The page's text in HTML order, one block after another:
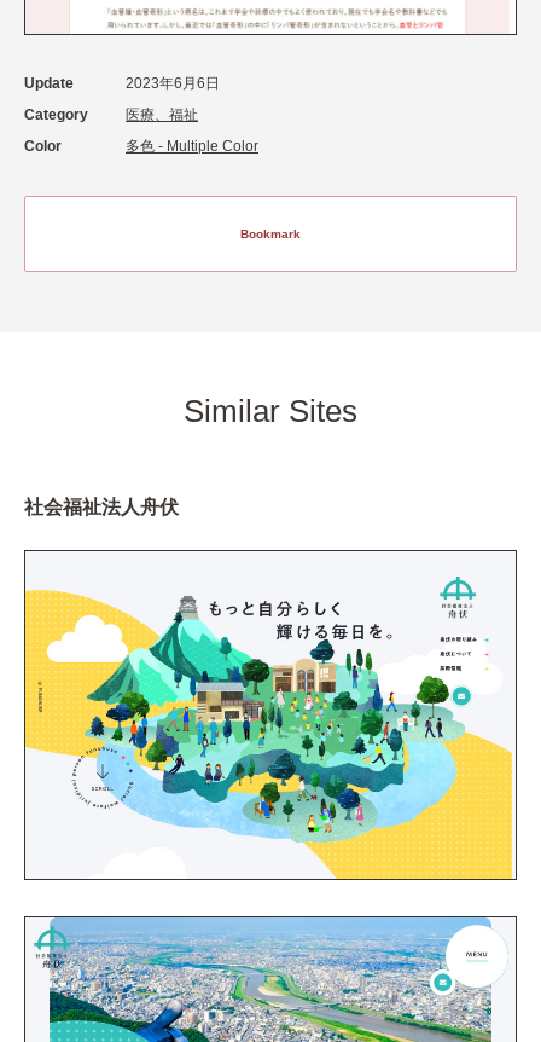
Update
2023年6月6日
Category
医療、福祉
Color
多色 - Multiple Color
Bookmark
Similar Sites
社会福祉法人舟伏